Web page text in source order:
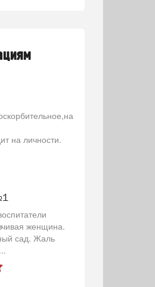
на личности.
женщина.
сад. Жаль